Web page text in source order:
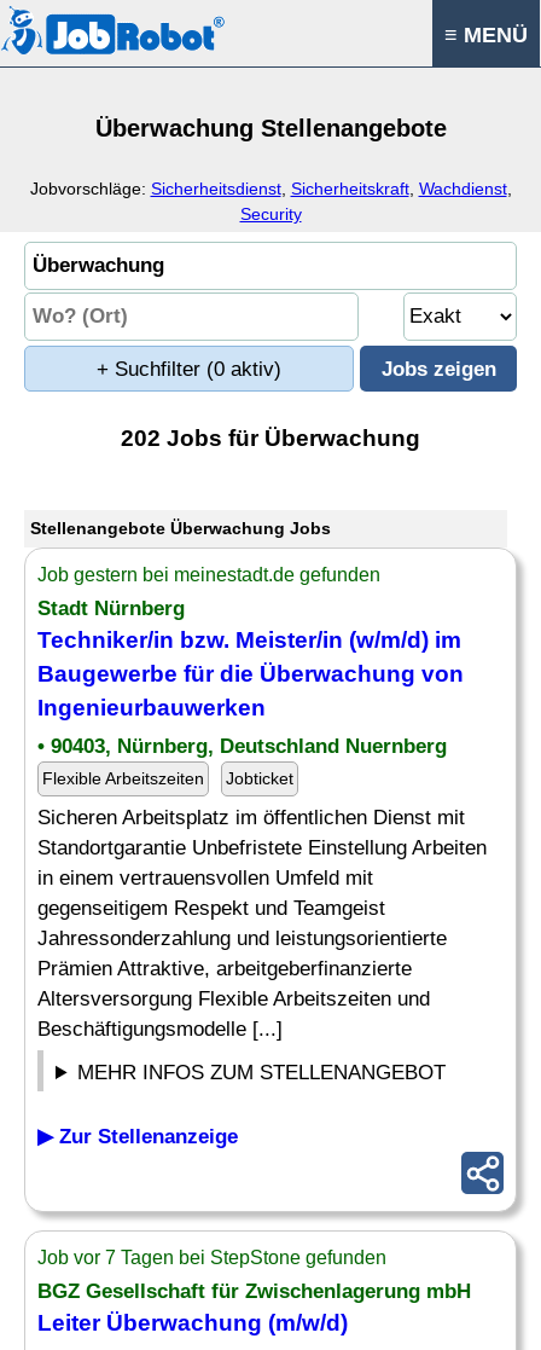
≡ MENÜ
Überwachung Stellenangebote
Jobvorschläge: Sicherheitsdienst, Sicherheitskraft, Wachdienst,
Security
+ Suchfilter (0 aktiv)
202 Jobs für Überwachung
Stellenangebote Überwachung Jobs
Job gestern bei meinestadt.de gefunden
Stadt Nürnberg
Techniker/in bzw. Meister/in (w/m/d) im
Baugewerbe für die Überwachung von
Ingenieurbauwerken
• 90403, Nürnberg, Deutschland Nuernberg
Flexible Arbeitszeiten Jobticket
Sicheren Arbeitsplatz im öffentlichen Dienst mit
Standortgarantie Unbefristete Einstellung Arbeiten
in einem vertrauensvollen Umfeld mit
gegenseitigem Respekt und Teamgeist
Jahressonderzahlung und leistungsorientierte
Prämien Attraktive, arbeitgeberfinanzierte
Altersversorgung Flexible Arbeitszeiten und
Beschäftigungsmodelle [...]
MEHR INFOS ZUM STELLENANGEBOT
▶ Zur Stellenanzeige
Job vor 7 Tagen bei StepStone gefunden
BGZ Gesellschaft für Zwischenlagerung mbH
Leiter Überwachung (m/w/d)